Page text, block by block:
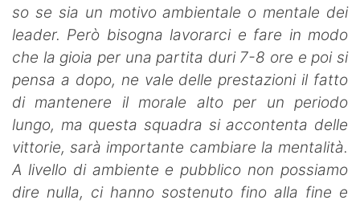
so se sia un motivo ambientale o mentale dei
leader. Però bisogna lavorarci e fare in modo
che la gioia per una partita duri 7-8 ore e poi si
pensa a dopo, ne vale delle prestazioni il fatto
di mantenere il morale alto per un periodo
lungo, ma questa squadra si accontenta delle
vittorie, sarà importante cambiare la mentalità.
A livello di ambiente e pubblico non possiamo
dire nulla, ci hanno sostenuto fino alla fine e